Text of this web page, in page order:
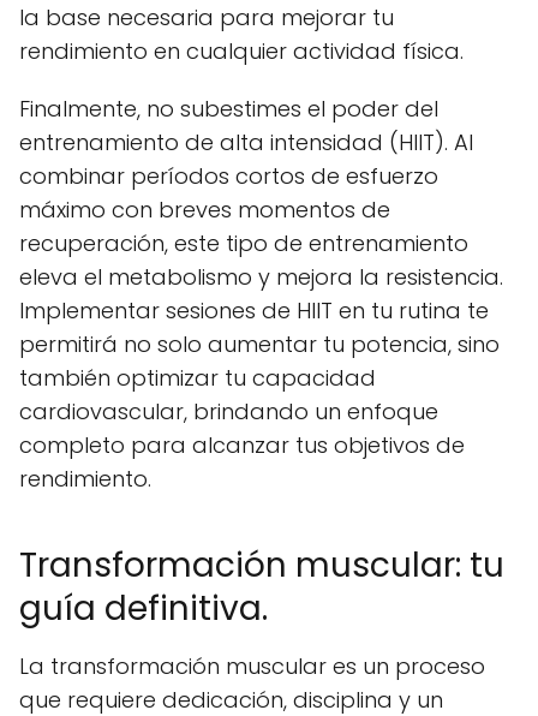
la base necesaria para mejorar tu
rendimiento en cualquier actividad física.
Finalmente, no subestimes el poder del
entrenamiento de alta intensidad (HIIT). Al
combinar períodos cortos de esfuerzo
máximo con breves momentos de
recuperación, este tipo de entrenamiento
eleva el metabolismo y mejora la resistencia.
Implementar sesiones de HIIT en tu rutina te
permitirá no solo aumentar tu potencia, sino
también optimizar tu capacidad
cardiovascular, brindando un enfoque
completo para alcanzar tus objetivos de
rendimiento.
Transformación muscular: tu
guía definitiva.
La transformación muscular es un proceso
que requiere dedicación, disciplina y un